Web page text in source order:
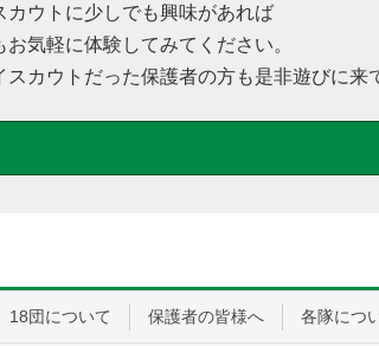
カウトに少しでも興味があれば
お気軽に体験してみてください。
スカウトだった保護者の方も是非遊びに来
18団について 保護者の皆様へ 各隊につ